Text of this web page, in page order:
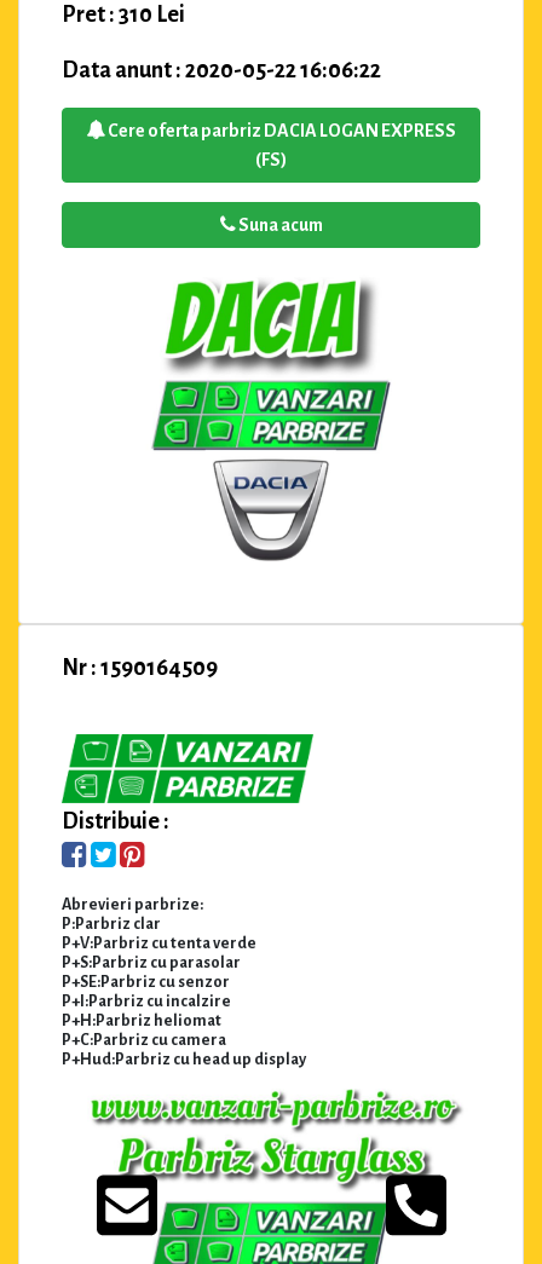
Pret : 310 Lei
Data anunt : 2020-05-22 16:06:22
Cere oferta parbriz DACIA LOGAN EXPRESS
(FS)
Suna acum
Nr : 1590164509
Distribuie :
Abrevieri parbrize:
P:Parbriz clar
P+V:Parbriz cu tenta verde
P+S:Parbriz cu parasolar
P+SE:Parbriz cu senzor
P+I:Parbriz cu incalzire
P+H:Parbriz heliomat
P+C:Parbriz cu camera
P+Hud:Parbriz cu head up display